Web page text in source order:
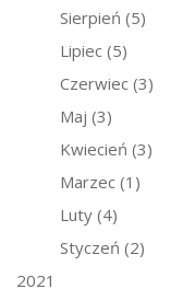
Sierpień (5)
Lipiec (5)
Czerwiec (3)
Maj (3)
Kwiecień (3)
Marzec (1)
Luty (4)
Styczeń (2)
2021